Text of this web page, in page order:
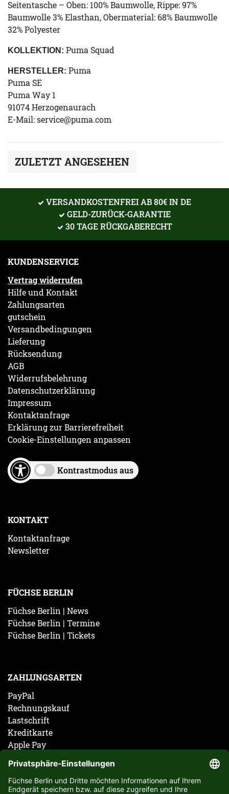
Seitentasche – Oben: 100% Baumwolle, Rippe: 97%
Baumwolle 3% Elasthan, Obermaterial: 68% Baumwolle
32% Polyester
KOLLEKTION: Puma Squad
HERSTELLER: Puma
Puma SE
Puma Way 1
91074 Herzogenaurach
E-Mail:service@puma.com
ZULETZT ANGESEHEN
VERSANDKOSTENFREI AB 80€ IN DE
GELD-ZURÜCK-GARANTIE
30 TAGE RÜCKGABERECHT
KUNDENSERVICE
Vertrag widerrufen
Hilfe und Kontakt
Zahlungsarten
gutschein
Versandbedingungen
Lieferung
Rücksendung
AGB
Widerrufsbelehrung
Datenschutzerklärung
Impressum
Kontaktanfrage
Erklärung zur Barrierefreiheit
Cookie-Einstellungen anpassen
Kontrastmodus aus
KONTAKT
Kontaktanfrage
Newsletter
FÜCHSE BERLIN
Füchse Berlin | News
Füchse Berlin | Termine
Füchse Berlin | Tickets
ZAHLUNGSARTEN
PayPal
Rechnungskauf
Lastschrift
Kreditkarte
Apple Pay
ABONNIERE JETZT DEN KOSTENLOSEN FÜCHSE